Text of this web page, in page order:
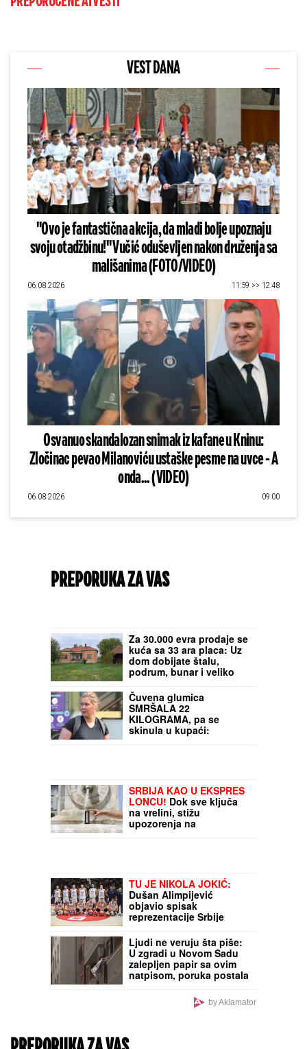
VEST DANA
"Ovo je fantastična akcija, da mladi bolje upoznaju
svoju otadžbinu!" Vučić oduševljen nakon druženja sa
mališanima (FOTO/VIDEO)
06.08.2026 11:59 >> 12:48
Osvanuo skandalozan snimak iz kafane u Kninu:
Zločinac pevao Milanoviću ustaške pesme na uvce - A
onda... (VIDEO)
06.08.2026 09:00
PREPORUKA ZA VAS
Za 30.000 evra prodaje se
kuća sa 33 ara placa: Uz
dom dobijate štalu,
podrum, bunar i veliko
skinula u kupaći:
Fotografije PRE I POSLE
su frapantne - "Kao da si
se ponovo rodila"